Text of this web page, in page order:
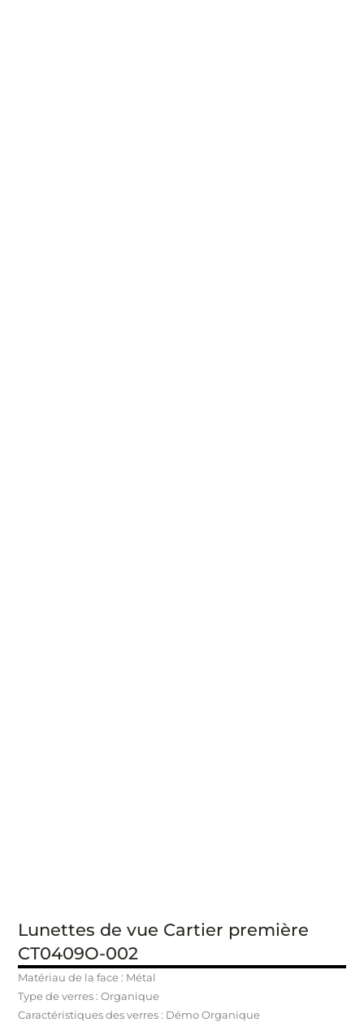
Lunettes de vue Cartier première
CT0409O-002
Matériau de la face : Métal
Type de verres : Organique
Caractéristiques des verres : Démo Organique